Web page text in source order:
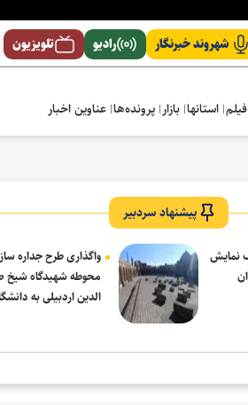
شهروند خبرنگار رادیو تلویزیون
فیلم استانها بازار پرونده‌ها عناوین اخبار
پیشنهاد سردبیر
نمایش
واگذاری طرح جداره
محوطه شهیدگاه
الدین اردبیلی به